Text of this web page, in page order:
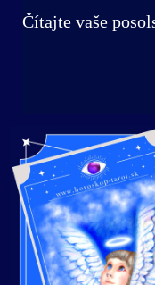
Čítajte vaše